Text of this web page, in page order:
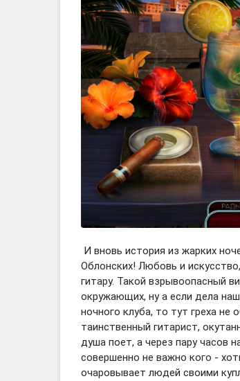
СТРЕЛЯЛКИ
КВЕСТ
КАК СКАЧАТЬ
НОВОСТИ
И вновь история из жарких
Облонских! Любовь и
гитару. Такой взрывоопасный
окружающих, ну а если дела
ночного клуба, то тут греха
таинственный гитарист,
душа поет, а через пару часов
совершенно не важно кого -
очаровывает людей своими